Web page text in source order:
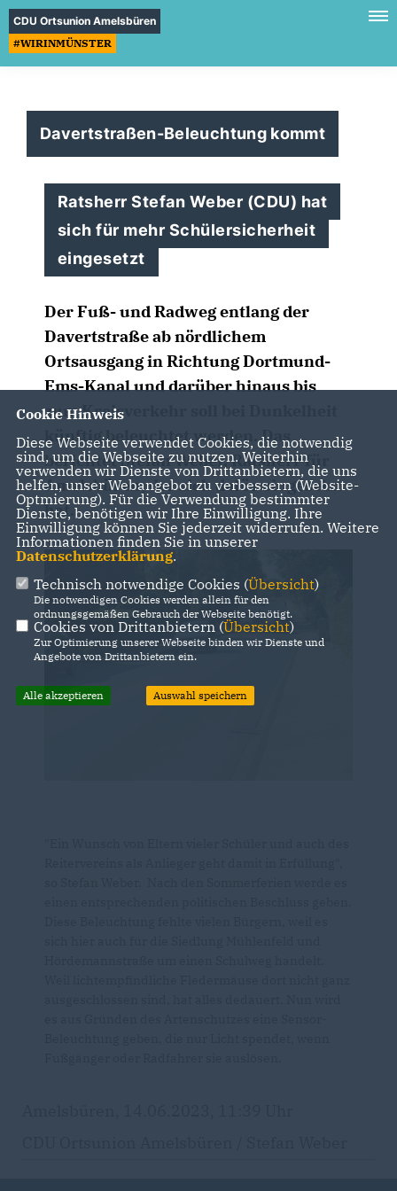
CDU Ortsunion Amelsbüren
#WIRINMÜNSTER
Davertstraßen-Beleuchtung kommt
Ratsherr Stefan Weber (CDU) hat
sich für mehr Schülersicherheit
eingesetzt
Der Fuß- und Radweg entlang der
Davertstraße ab nördlichem
Ortsausgang in Richtung Dortmund-
Ems-Kanal und darüber hinaus bis
zum Kreisverkehr soll bei Dunkelheit
künftig beleuchtet werden. Das
berichtet Stefan Weber, Ratsherr für
Amelsbüren, der sich dafür eingesetzt
hat.
Cookie Hinweis
Diese Webseite verwendet Cookies, die notwendig
sind, um die Webseite zu nutzen. Weiterhin
verwenden wir Dienste von Drittanbietern, die uns
helfen, unser Webangebot zu verbessern (Website-
Optmierung). Für die Verwendung bestimmter
Dienste, benötigen wir Ihre Einwilligung. Ihre
Einwilligung können Sie jederzeit widerrufen. Weitere
Informationen finden Sie in unserer
Datenschutzerklärung.
Technisch notwendige Cookies (Übersicht)
Die notwendigen Cookies werden allein für den
ordnungsgemäßen Gebrauch der Webseite benötigt.
Cookies von Drittanbietern (Übersicht)
Zur Optimierung unserer Webseite binden wir Dienste und
Angebote von Drittanbietern ein.
Alle akzeptieren Auswahl speichern